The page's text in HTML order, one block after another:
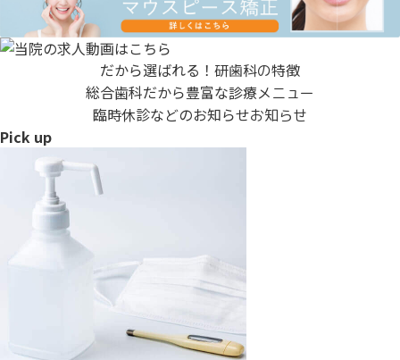
だから選ばれる！ 研歯科の特徴
総合歯科だから豊富な診療メニュー
臨時休診などのお知らせお知らせ
Pick up